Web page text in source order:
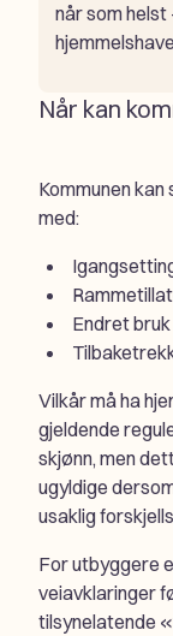
når som helst
Når kan
Kommunen
med:
Endret
Vilkår må ha
gjeldende
skjønn, men
ugyldige
usaklig
For utbyggere
veiavklaringer
tilsynelatende